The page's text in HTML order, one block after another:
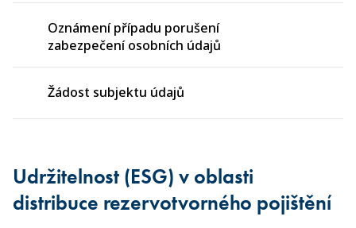
Oznámení případu porušení
zabezpečení osobních údajů
Žádost subjektu údajů
Udržitelnost (ESG) v oblasti
distribuce rezervotvorného pojištění